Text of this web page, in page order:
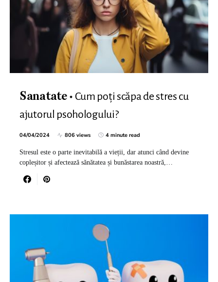
Sanatate
Cum poți scăpa de stres cu
ajutorul psohologului?
04/04/2024 806 views 4 minute read
Stresul este o parte inevitabilă a vieții, dar atunci când devine
copleșitor și afectează sănătatea și bunăstarea noastră,…